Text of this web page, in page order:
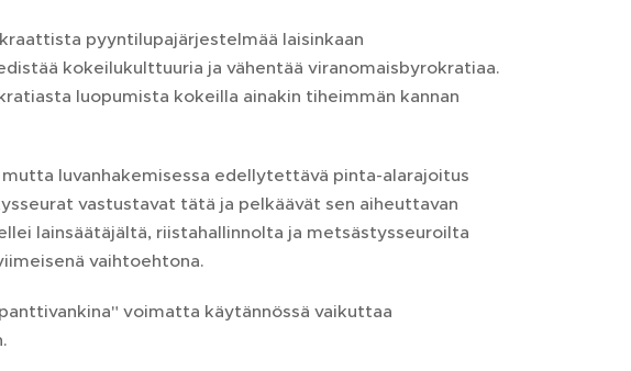
pyyntilupajärjestelmää laisinkaan
kokeilukulttuuria ja vähentää viranomaisbyrokratiaa.
luopumista kokeilla ainakin tiheimmän kannan
luvanhakemisessa edellytettävä pinta-alarajoitus
vastustavat tätä ja pelkäävät sen aiheuttavan
lainsäätäjältä, riistahallinnolta ja metsästysseuroilta
vaihtoehtona.
voimatta käytännössä vaikuttaa